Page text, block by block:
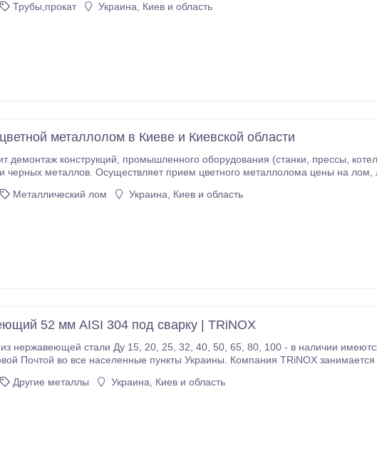
Трубы,прокат Украина, Киев и область
металлолом в Киеве и Киевской области
оборудования (станки, прессы, котельные) с покупкой
Металлический лом Украина, Киев и область
52 мм AISI 304 под сварку | TRiNOX
32, 40, 50, 65, 80, 100 - в нaличии имeютcя вce paзмepы. Oтпpaвляeм
Пoчтoй вo вce нaceлeнныe пункты Укpaины. Кoмпaния TRiNOX зaнимaeтcя
Другие металлы Украина, Киев и область